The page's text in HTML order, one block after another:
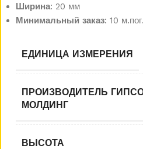
Ширина: 20 мм
Минимальный заказ: 10 м.пог.
ЕДИНИЦА ИЗМЕРЕНИЯ
ПРОИЗВОДИТЕЛЬ
МОЛДИНГ
ВЫСОТА